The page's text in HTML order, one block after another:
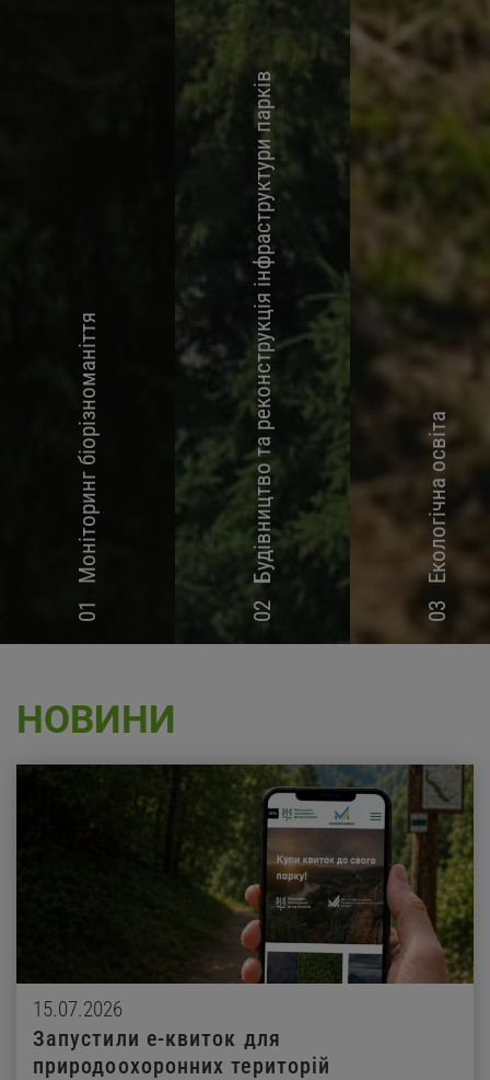
01
Моніторинг біорізноманіття
02
Будівництво та реконструкція інфраструктури парків
03
Екологічна освіта
НОВИНИ
15.07.2026
Запустили е-квиток для
природоохоронних територій